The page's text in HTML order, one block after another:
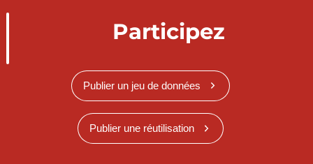
Participez
Publier un jeu de données
Publier une réutilisation